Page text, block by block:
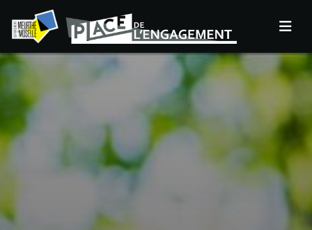
Panneau de gestion des cookies